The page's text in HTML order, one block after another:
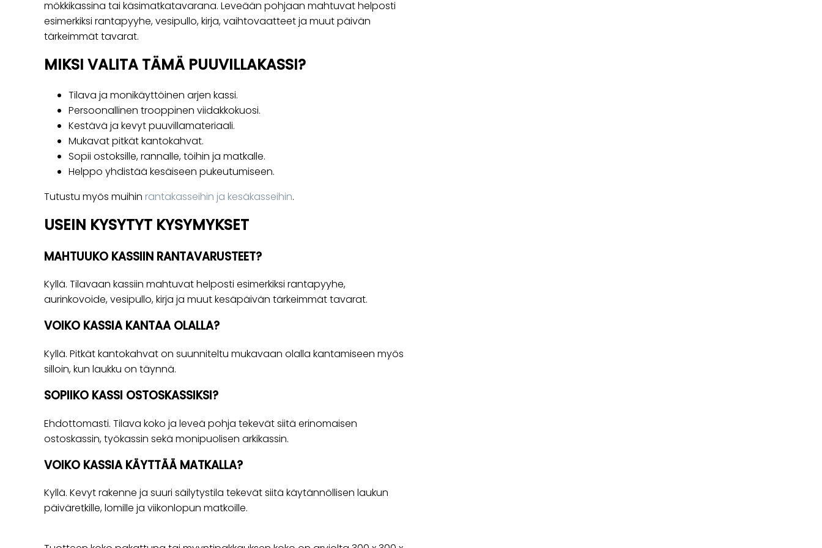
mökkikassina tai käsimatkatavarana. Leveään pohjaan mahtuvat helposti
esimerkiksi rantapyyhe, vesipullo, kirja, vaihtovaatteet ja muut päivän
tärkeimmät tavarat.
MIKSI VALITA TÄMÄ PUUVILLAKASSI?
Tilava ja monikäyttöinen arjen kassi.
Persoonallinen trooppinen viidakkokuosi.
Kestävä ja kevyt puuvillamateriaali.
Mukavat pitkät kantokahvat.
Sopii ostoksille, rannalle, töihin ja matkalle.
Helppo yhdistää kesäiseen pukeutumiseen.
Tutustu myös muihin rantakasseihin ja kesäkasseihin.
USEIN KYSYTYT KYSYMYKSET
MAHTUUKO KASSIIN RANTAVARUSTEET?
Kyllä. Tilavaan kassiin mahtuvat helposti esimerkiksi rantapyyhe,
aurinkovoide, vesipullo, kirja ja muut kesäpäivän tärkeimmät tavarat.
VOIKO KASSIA KANTAA OLALLA?
Kyllä. Pitkät kantokahvat on suunniteltu mukavaan olalla kantamiseen myös
silloin, kun laukku on täynnä.
SOPIIKO KASSI OSTOSKASSIKSI?
Ehdottomasti. Tilava koko ja leveä pohja tekevät siitä erinomaisen
ostoskassin, työkassin sekä monipuolisen arkikassin.
VOIKO KASSIA KÄYTTÄÄ MATKALLA?
Kyllä. Kevyt rakenne ja suuri säilytystila tekevät siitä käytännöllisen laukun
päiväretkille, lomille ja viikonlopun matkoille.